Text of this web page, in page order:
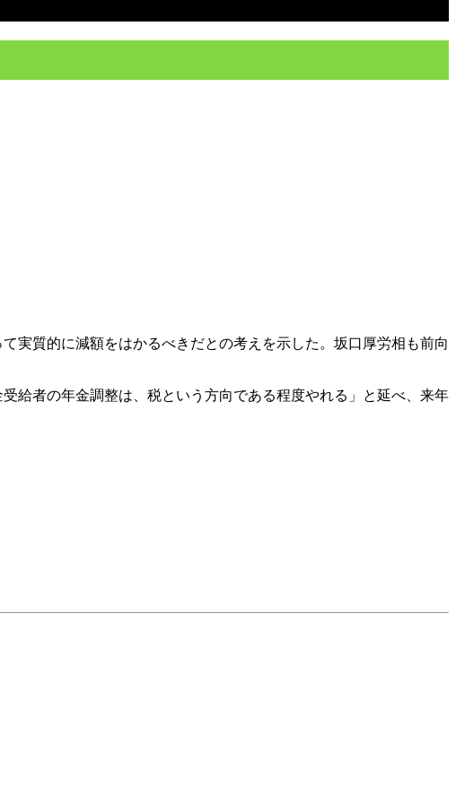
実質的に減額をはかるべきだとの考えを示した。坂口厚労相も前向
給者の年金調整は、税という方向である程度やれる」と延べ、来年